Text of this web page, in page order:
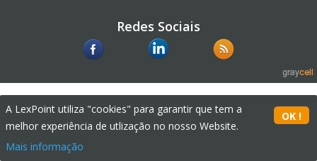
Redes Sociais
A LexPoint utiliza "cookies" para garantir que tem a
melhor experiência de utlização no nosso Website.
Mais informação